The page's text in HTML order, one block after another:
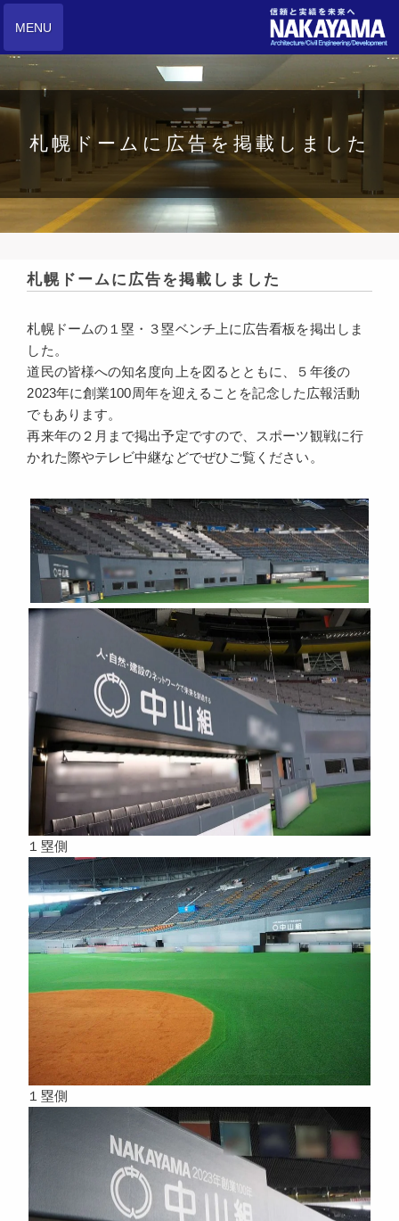
MENU
札幌ドームに広告を掲載しました
札幌ドームに広告を掲載しました
札幌ドームの１塁・３塁ベンチ上に広告看板を掲出しま
した。
道民の皆様への知名度向上を図るとともに、５年後の
2023年に創業100周年を迎えることを記念した広報活動
でもあります。
再来年の２月まで掲出予定ですので、スポーツ観戦に行
かれた際やテレビ中継などでぜひご覧ください。
１塁側
１塁側